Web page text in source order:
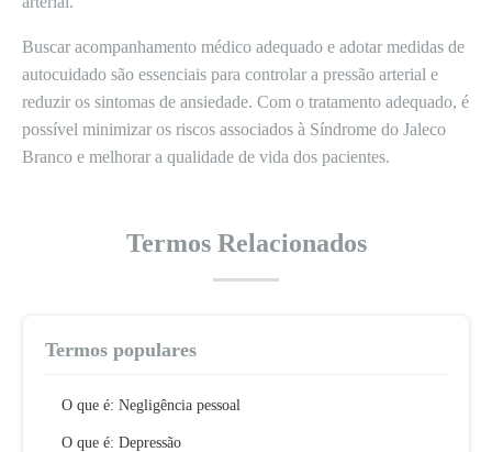
Buscar acompanhamento médico adequado e adotar medidas de
autocuidado são essenciais para controlar a pressão arterial e
reduzir os sintomas de ansiedade. Com o tratamento adequado, é
possível minimizar os riscos associados à Síndrome do Jaleco
Branco e melhorar a qualidade de vida dos pacientes.
Termos Relacionados
Termos populares
O que é: Negligência pessoal
O que é: Depressão